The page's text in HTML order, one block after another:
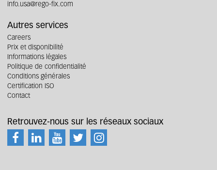
info.usa@rego-fix.com
Autres services
Careers
Prix et disponibilité
Informations légales
Politique de confidentialité
Conditions générales
Certification ISO
Contact
Retrouvez-nous sur les réseaux sociaux